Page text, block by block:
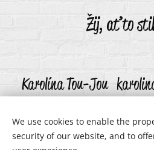
Žij, ať to
Karolína Tou-Jou
We use cookies to enable the
security of our website, and to